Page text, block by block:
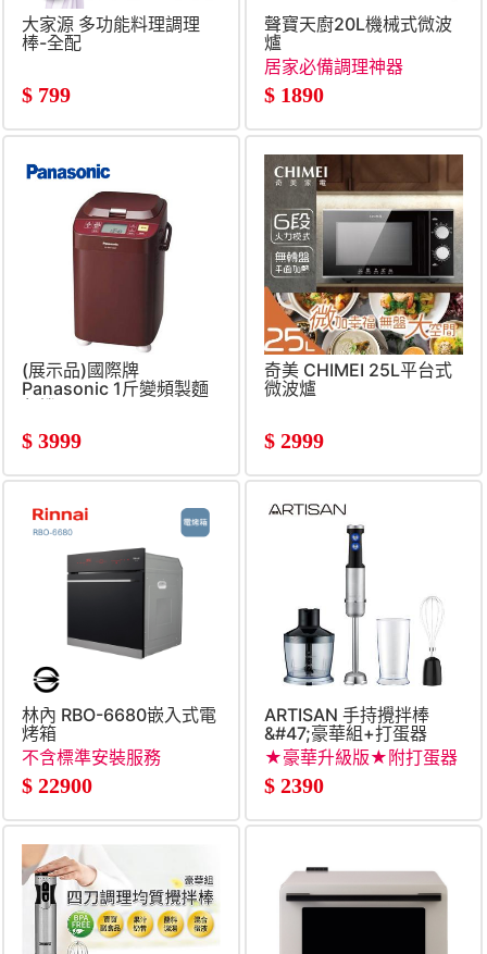
大家源 多功能料理調理
棒-全配
$ 799
聲寶天廚20L機械式微波
爐
居家必備調理神器
$ 1890
(展示品)國際牌
Panasonic 1斤變頻製麵
包機
$ 3999
奇美 CHIMEI 25L平台式
微波爐
$ 2999
林內 RBO-6680嵌入式電
烤箱
不含標準安裝服務
$ 22900
ARTISAN 手持攪拌棒
&#47;豪華組+打蛋器
★豪華升級版★附打蛋器
$ 2390